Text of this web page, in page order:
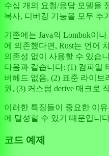
수십 개의 요청/응답 모델을
복사, 디버깅 기능을 모두 추
기존에는 Java의 Lombok이
에 의존했다면, Rust는 언어
의존성 없이 사용할 수 있습
다음과 같습니다: (1) 컴파일
버헤드 없음, (2) 표준 라이브
원, (3) 커스텀 derive 매크로
이러한 특징들이 중요한 이
에 달성할 수 있기 때문입니
코드 예제